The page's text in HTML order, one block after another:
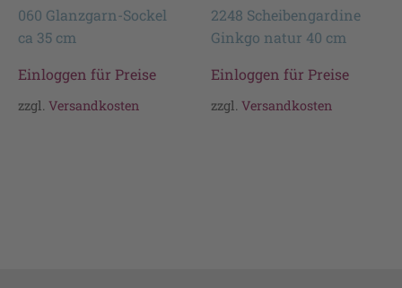
060 Glanzgarn-Sockel
ca 35 cm
Einloggen für Preise
zzgl. Versandkosten
2248 Scheibengardine
Ginkgo natur 40 cm
Einloggen für Preise
zzgl.Versandkosten